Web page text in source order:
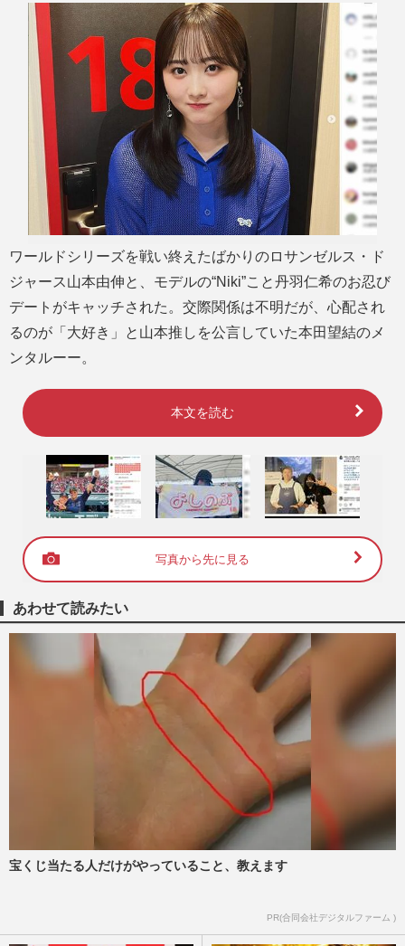
ワールドシリーズを戦い終えたばかりのロサンゼルス・ド
ジャース山本由伸と、モデルの“Niki”こと丹羽仁希のお忍び
デートがキャッチされた。交際関係は不明だが、心配され
るのが「大好き」と山本推しを公言していた本田望結のメ
ンタルーー。
本文を読む
写真から先に見る
あわせて読みたい
宝くじ当たる人だけがやっていること、教えます
PR(合同会社デジタルファーム )